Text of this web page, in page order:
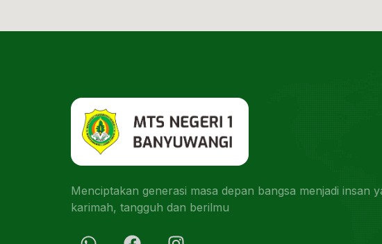
Menciptakan generasi masa depan bangsa menjadi insan
karimah, tangguh dan berilmu